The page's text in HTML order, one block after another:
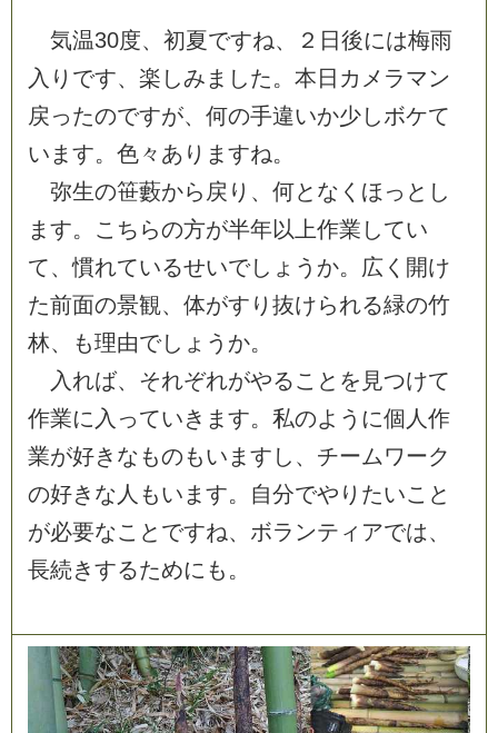
気温30度、 初夏ですね、 ２ 日 後には梅雨
入 り です、 楽 しみ ま した。 本 日 カ メ ラマン
戻 ったのですが、 何の手違いか少しボケて
い ま す。 色々 あ り ま すね。
弥生の笹藪から 戻 り 、 何と な く ほ っ と し
ま す。 こ ち らの方が半年以 上作業 してい
て、慣れているせいでし ょ う か。 広 く 開け
た前面の景観、 体がす り 抜けられる緑の竹
林、 も理由でし ょ う か。
入 れば、 それぞれがやるこ と を 見つけて
作業に 入 っていき ま す。 私のよ う に個 人作
業が好き なものもい ま す し 、 チームワーク
の好き な 人 もい ま す。 自分でや り たいこ と
が必要なこ と ですね、 ボラ ンテ ィ アでは、
長続きするために も 。